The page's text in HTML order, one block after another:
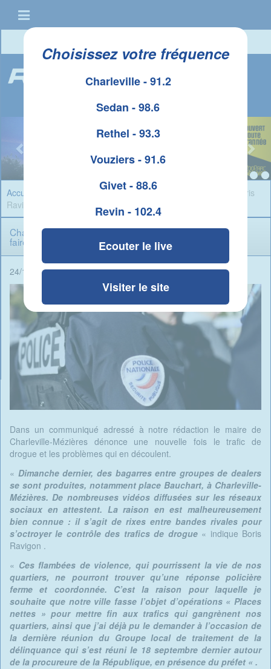
Choisissez votre fréquence
Charleville - 91.2
Sedan - 98.6
Rethel - 93.3
Vouziers - 91.6
Givet - 88.6
Revin - 102.4
Ecouter le live
Visiter le site
Accueil Infos Ardennes» Charleville-Mézières : Le maire, Boris
Ravignon souhaite faire la chasse aux dealers
Charleville-Mézières : Le maire, Boris Ravignon souhaite
faire la chasse aux dealers
24/10/2024 - 05:30 -Rédigé par René Ait Braham
Dans un communiqué adressé à notre rédaction le maire de
Charleville-Mézières dénonce une nouvelle fois le trafic de
drogue et les problèmes qui en découlent.
« Dimanche dernier, des bagarres entre groupes de dealers
se sont produites, notamment place Bauchart, à Charleville-
Mézières. De nombreuses vidéos diffusées sur les réseaux
sociaux en attestent. La raison en est malheureusement
bien connue : il s’agit de rixes entre bandes rivales pour
s’octroyer le contrôle des trafics de drogue« indique Boris
Ravigon .
« Ces flambées de violence, qui pourrissent la vie de nos
quartiers, ne pourront trouver qu’une réponse policière
ferme et coordonnée. C’est la raison pour laquelle je
souhaite que notre ville fasse l’objet d’opérations « Places
nettes » pour mettre fin aux trafics qui gangrènent nos
quartiers, ainsi que j’ai déjà pu le demander à l’occasion de
la dernière réunion du Groupe local de traitement de la
délinquance qui s’est réuni le 18 septembre dernier autour
de la procureure de la République, en présence du préfet « .